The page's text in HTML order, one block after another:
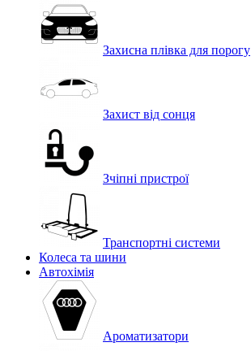
Захисна плівка для порогу
Захист від сонця
Зчіпні пристрої
Транспортні системи
Колеса та шини
Автохімія
Ароматизатори